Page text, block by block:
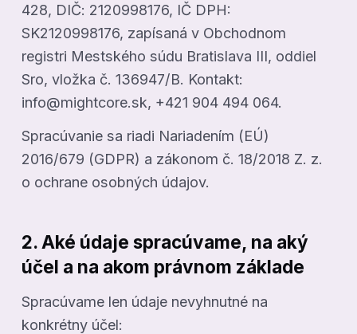
428, DIČ: 2120998176, IČ DPH:
SK2120998176, zapísaná v Obchodnom
registri Mestského súdu Bratislava III, oddiel
Sro, vložka č. 136947/B. Kontakt:
info@mightcore.sk, +421 904 494 064.
Spracúvanie sa riadi Nariadením (EÚ)
2016/679 (GDPR) a zákonom č. 18/2018 Z. z.
o ochrane osobných údajov.
2. Aké údaje spracúvame, na aký
účel a na akom právnom základe
Spracúvame len údaje nevyhnutné na
konkrétny účel: